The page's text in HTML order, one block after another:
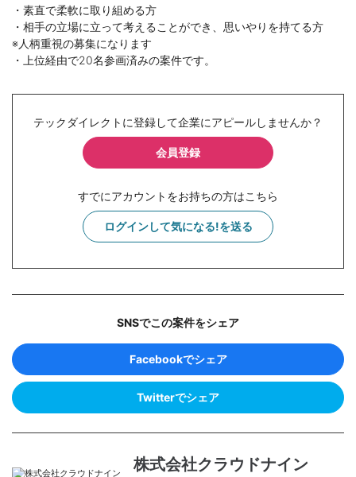
・素直で柔軟に取り組める方
・相手の立場に立って考えることができ、思いやりを持てる方
※人柄重視の募集になります
・上位経由で20名参画済みの案件です。
テックダイレクトに登録して企業にアピールしませんか？
会員登録
すでにアカウントをお持ちの方はこちら
ログインして気になる!を送る
SNSでこの案件をシェア
Facebookでシェア
Twitterでシェア
株式会社クラウドナイン